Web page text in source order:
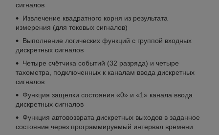
сигналов
Извлечение квадратного корня из результата
измерения (для токовых сигналов)
Выполнение логических функций с группой входных
дискретных сигналов
Четыре счётчика событий (32 разряда) и четыре
тахометра, подключенных к каналам ввода дискретных
сигналов
Функция защелки состояния «0» и «1» канала ввода
дискретных сигналов
Функция автовозврата дискретных выходов в заданное
состояние через программируемый интервал времени